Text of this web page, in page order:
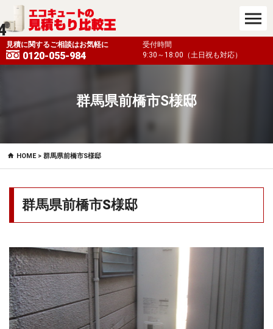
応）
見積に関するご相談はお気軽に
0120-055-984
受付時間
9:30～18:00（土日祝も対応）
群馬県前橋市S様邸
HOME> 群馬県前橋市S様邸
群馬県前橋市S様邸